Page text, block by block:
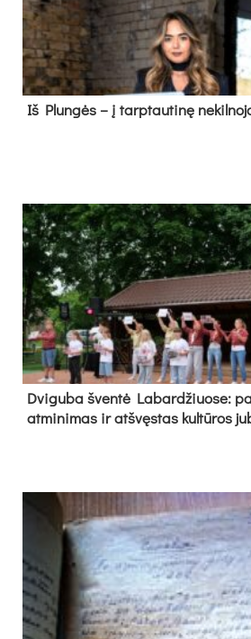
Iš Plungės – į tarptautinę
Dvi­gu­ba šven­tė La­bar­džiuo­se:
at­mi­ni­mas ir at­švęs­tas kul­tū­ros